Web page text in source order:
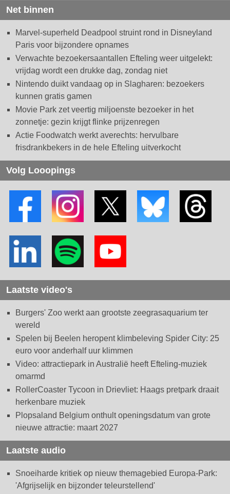
Net binnen
Marvel-superheld Deadpool struint rond in Disneyland
Paris voor bijzondere opnames
Verwachte bezoekersaantallen Efteling weer uitgelekt:
vrijdag wordt een drukke dag, zondag niet
Nintendo duikt vandaag op in Slagharen: bezoekers
kunnen gratis gamen
Movie Park zet veertig miljoenste bezoeker in het
zonnetje: gezin krijgt flinke prijzenregen
Actie Foodwatch werkt averechts: hervulbare
frisdrankbekers in de hele Efteling uitverkocht
Volg Looopings
Laatste video's
Burgers' Zoo werkt aan grootste zeegrasaquarium ter
wereld
Spelen bij Beelen heropent klimbeleving Spider City: 25
euro voor anderhalf uur klimmen
Video: attractiepark in Australië heeft Efteling-muziek
omarmd
RollerCoaster Tycoon in Drievliet: Haags pretpark draait
herkenbare muziek
Plopsaland Belgium onthult openingsdatum van grote
nieuwe attractie: maart 2027
Laatste audio
Snoeiharde kritiek op nieuw themagebied Europa-Park:
'Afgrijselijk en bijzonder teleurstellend'